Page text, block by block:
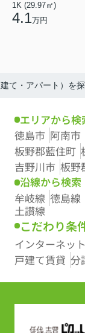
1K (29.97㎡)
4.1万円
て・アパート）を
エリアから検
徳島市 阿南市
板野郡藍住町
吉野川市 板野
沿線から検索
牟岐線 徳島線
土讃線
こだわり条
インターネッ
戸建て賃貸 分